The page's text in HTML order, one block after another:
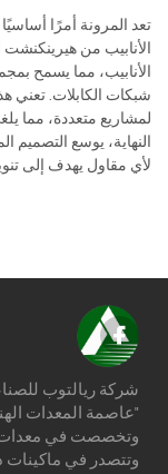
تعد المرونة أمرًا
الأنابيب من
الأنابيب، مما يسمح
شبكات الكابلات. تعني
لمشاريع متعددة، مما
النهاية، يوسع التصميم
لأي مقاول يهدف إلى
شركة ريالتوب
وتخصصت في معدات
وتتصدر في ماكينات